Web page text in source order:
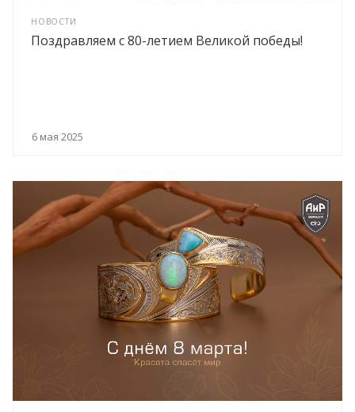
НОВОСТИ
Поздравляем с 80-летием Великой победы!
6 мая 2025